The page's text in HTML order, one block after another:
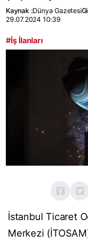
Kaynak :Dünya Gazetesi
29.07.2024 10:39
#İş İlanları
İstanbul Ticaret
Merkezi